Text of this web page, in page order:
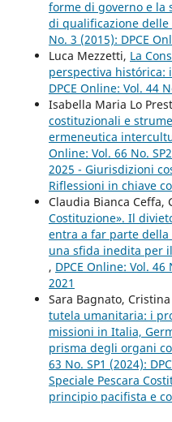
forme di governo e la
di qualificazione delle
No. 3 (2015): DPCE
Luca Mezzetti, La
perspectiva histórica:
DPCE Online: Vol. 44
Isabella Maria Lo
costituzionali e
ermeneutica
Online: Vol. 66 No.
2025 - Giurisdizioni
Riflessioni in chiave
Claudia Bianca Ceffa,
Costituzione». Il
entra a far parte della
una sfida inedita per
, DPCE Online: Vol. 46
2021
Sara Bagnato, Cristina
tutela umanitaria: i
missioni in Italia,
prisma degli organi
63 No. SP1 (2024):
Speciale Pescara
principio pacifista e